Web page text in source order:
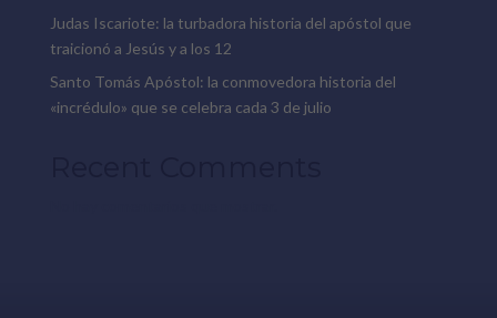
Judas Iscariote: la turbadora historia del apóstol que
traicionó a Jesús y a los 12
Santo Tomás Apóstol: la conmovedora historia del
«incrédulo» que se celebra cada 3 de julio